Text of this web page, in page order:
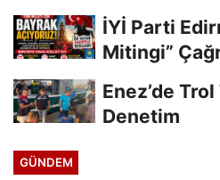
İYİ Parti
Mitingi”
Enez’de
Denetim
GÜNDEM